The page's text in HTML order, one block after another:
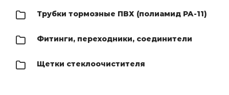
Трубки тормозные ПВХ (полиамид РА-11)
Фитинги, переходники, соединители
Щетки стеклоочистителя